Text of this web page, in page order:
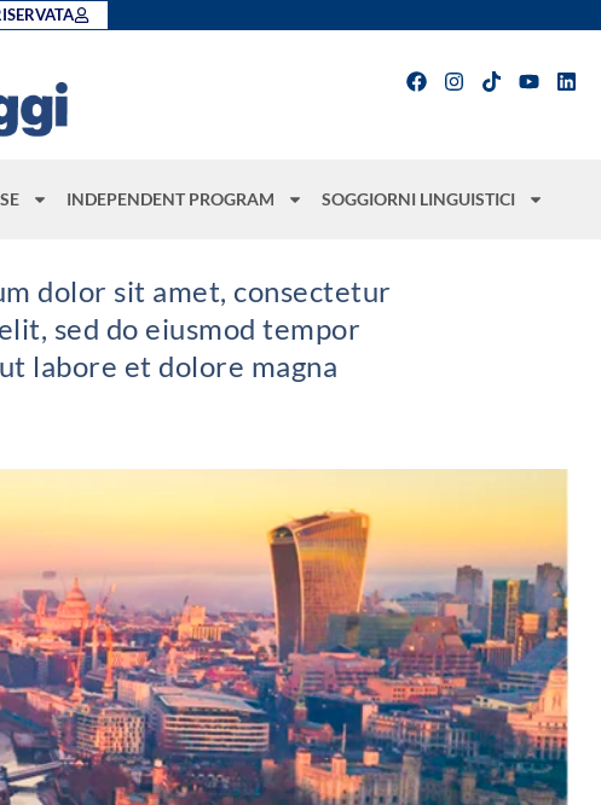
INDEPENDENT PROGRAM SOGGIORNI LINGUISTICI
dolor sit amet, consectetur
sed do eiusmod tempor
labore et dolore magna